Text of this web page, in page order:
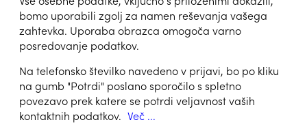
bomo uporabili zgolj za namen reševanja vašega
zahtevka. Uporaba obrazca omogoča varno
posredovanje podatkov.
Na telefonsko številko navedeno v prijavi, bo po kliku
na gumb "Potrdi" poslano sporočilo s spletno
povezavo prek katere se potrdi veljavnost vaših
kontaktnih podatkov. Več ...